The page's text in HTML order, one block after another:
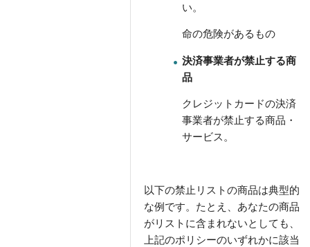
い。
命の危険があるもの
決済事業者が禁止する商
品
クレジットカードの決済
事業者が禁止する商品・
サービス。
以下の禁止リストの商品は典型的
な例です。たとえ、あなたの商品
がリストに含まれないとしても、
上記のポリシーのいずれかに該当